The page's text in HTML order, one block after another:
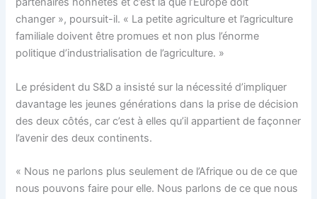
changer », poursuit-il. « La petite agriculture et l’agriculture
familiale doivent être promues et non plus l’énorme
politique d’industrialisation de l’agriculture. »
Le président du S&D a insisté sur la nécessité d’impliquer
davantage les jeunes générations dans la prise de décision
des deux côtés, car c’est à elles qu’il appartient de façonner
l’avenir des deux continents.
« Nous ne parlons plus seulement de l’Afrique ou de ce que
nous pouvons faire pour elle. Nous parlons de ce que nous